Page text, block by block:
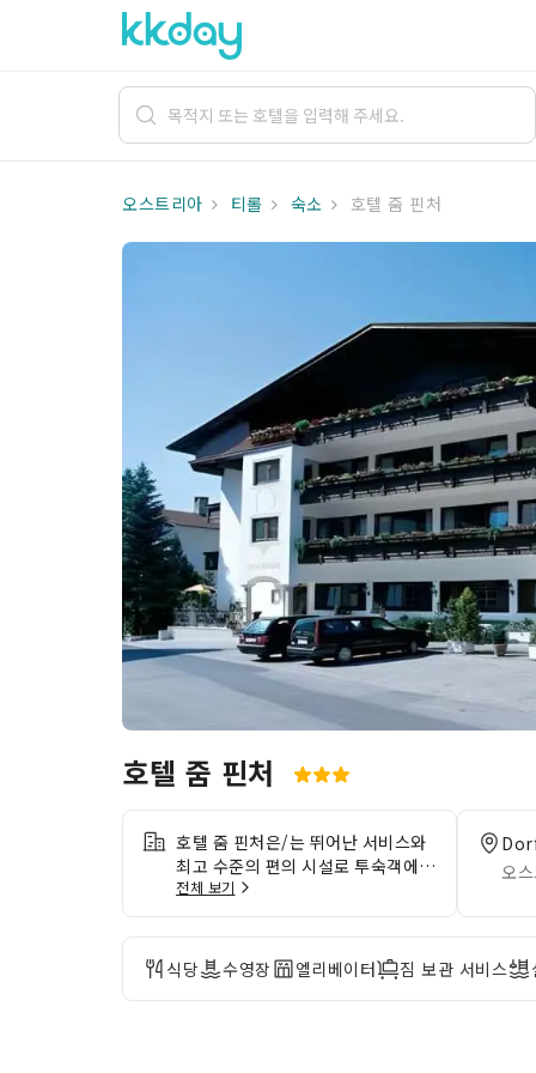
오스트리아 티롤 숙소 호텔 줌 핀처
호텔 줌 핀처
호텔 줌 핀처은/는 뛰어난 서비스와
최고 수준의 편의 시설로 투숙객에게
기억에 남는 경험을 선사합니다.본
숙소에서는 방문하는 동안 걱정 없이
온라인 활동을 이어갈 수 있도록 무
료 인터넷 연결을 제공합니다. 숙소
에서 제공하는 교통 서비스를 활용하
전체 보기
오
식당 수영장 엘리베이터 짐 보관 서비스